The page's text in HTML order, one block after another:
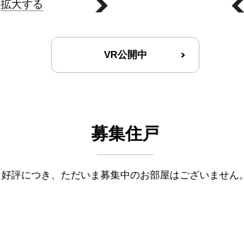
拡大する
VR公開中
募集住戸
好評につき、ただいま募集中のお部屋はございません。